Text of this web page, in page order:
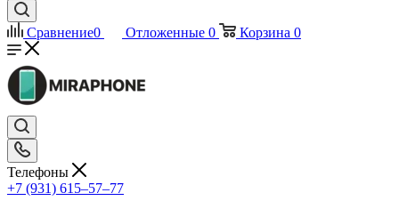
Сравнение0 Отложенные 0 Корзина 0
Телефоны
+7 (931) 615‒57‒77